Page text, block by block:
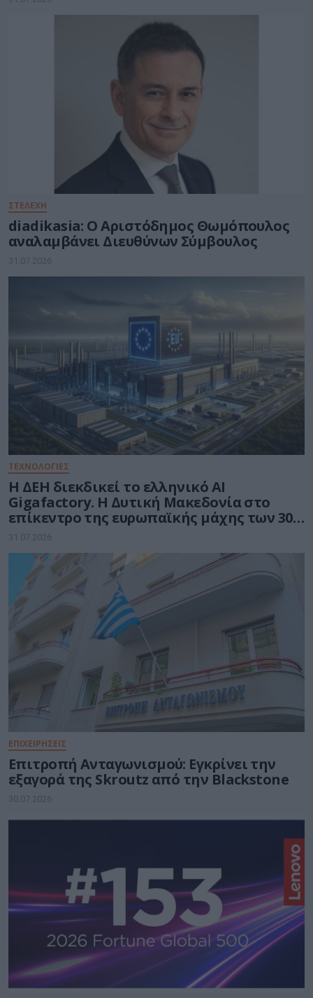
ΣΤΕΛΕΧΗ
diadikasia: Ο Αριστόδημος Θωμόπουλος
αναλαμβάνει Διευθύνων Σύμβουλος
31.07.2026
ΤΕΧΝΟΛΟΓΙΕΣ
Η ΔΕΗ διεκδικεί το ελληνικό AI
Gigafactory. Η Δυτική Μακεδονία στο
επίκεντρο της ευρωπαϊκής μάχης των 30
δισ. ευρώ για την Τεχνητή Νοημοσύνη
31.07.2026
ΕΠΙΧΕΙΡΗΣΕΙΣ
Επιτροπή Ανταγωνισμού: Εγκρίνει την
εξαγορά της Skroutz από την Blackstone
30.07.2026